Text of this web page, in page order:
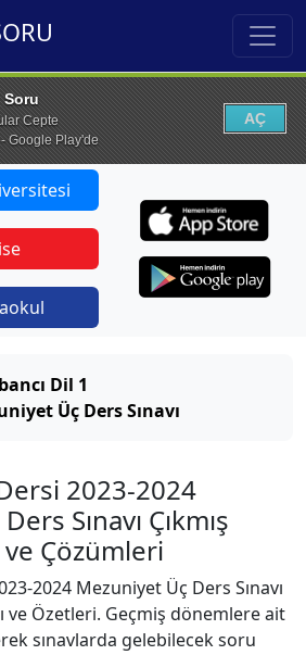
Soru
Cepte
Google Play'de
AÇ
Dil 1
Üç Ders Sınavı
2023-2024
Sınavı Çıkmış
ve Çözümleri
2024 Mezuniyet Üç Ders Sınavı
ve Özetleri. Geçmiş dönemlere ait
sınavlarda gelebilecek soru